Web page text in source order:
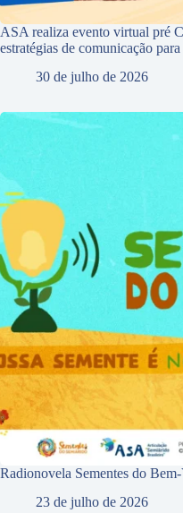
ASA realiza evento virtual pré
estratégias de comunicação
30 de julho de 2026
Radionovela Sementes do
23 de julho de 2026